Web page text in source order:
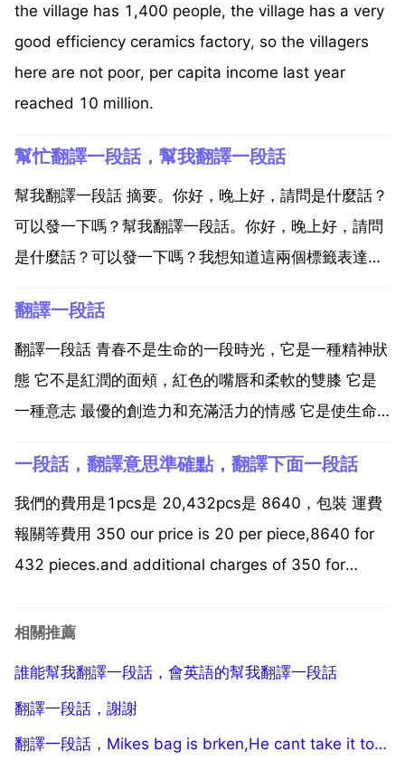
the village has 1,400 people, the village has a very
good efficiency ceramics factory, so the villagers
here are not poor, per capita income last year
reached 10 million.
幫忙翻譯一段話，幫我翻譯一段話
幫我翻譯一段話 摘要。你好，晚上好，請問是什麼話？
可以發一下嗎？幫我翻譯一段話。你好，晚上好，請問
是什麼話？可以發一下嗎？我想知道這兩個標籤表達裡
的我看一下先。親，從 來看，面料是68 的聚酯纖維，
28 的粘纖，4 的氨綸。裡料100 聚酯纖維？對的。...
翻譯一段話
翻譯一段話 青春不是生命的一段時光，它是一種精神狀
態 它不是紅潤的面頰，紅色的嘴唇和柔軟的雙膝 它是
一種意志 最優的創造力和充滿活力的情感 它是使生命
險戰勝貪圖安逸。這通常存在於乙個六十歲的男人可能
比二十歲的小夥子更多。青年是不是生活的時間，它是
一種心...
一段話，翻譯意思準確點，翻譯下面一段話
我們的費用是1pcs是 20,432pcs是 8640，包裝 運費
報關等費用 350 our price is 20 per piece,8640 for
432 pieces.and additional charges of 350 for
相關推薦
誰能幫我翻譯一段話，會英語的幫我翻譯一段話
翻譯一段話，謝謝
翻譯一段話，Mikes bag is brken,He cant take it to travel